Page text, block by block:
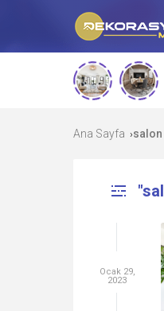
Ana Sayfa ›
Ocak 29,
2023